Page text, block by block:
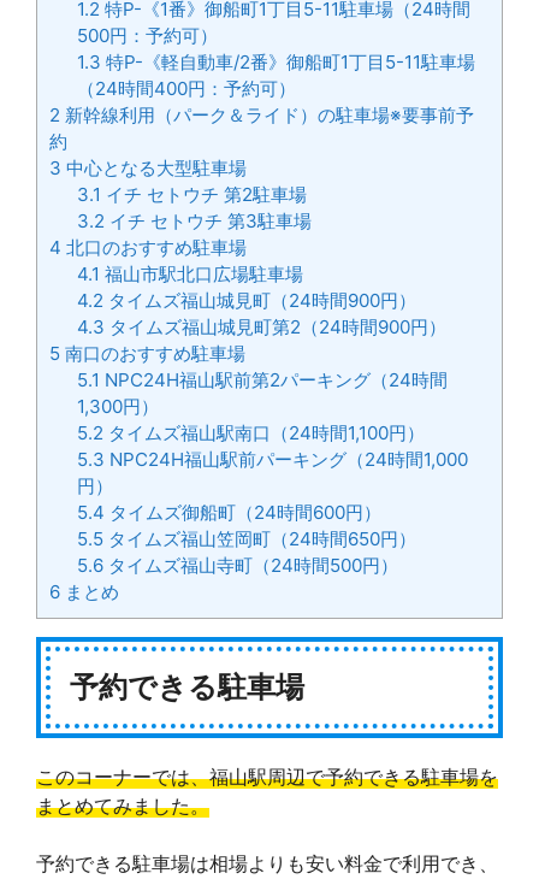
1.2 特P-《1番》御船町1丁目5-11駐車場（24時間
500円：予約可）
1.3 特P-《軽自動車/2番》御船町1丁目5-11駐車場
（24時間400円：予約可）
2 新幹線利用（パーク＆ライド）の駐車場※要事前予
約
3 中心となる大型駐車場
3.1 イチ セトウチ 第2駐車場
3.2 イチ セトウチ 第3駐車場
4 北口のおすすめ駐車場
4.1 福山市駅北口広場駐車場
4.2 タイムズ福山城見町（24時間900円）
4.3 タイムズ福山城見町第2（24時間900円）
5 南口のおすすめ駐車場
5.1 NPC24H福山駅前第2パーキング（24時間
1,300円）
5.2 タイムズ福山駅南口（24時間1,100円）
5.3 NPC24H福山駅前パーキング（24時間1,000
円）
5.4 タイムズ御船町（24時間600円）
5.5タイムズ福山笠岡町（24時間650円）
5.6タイムズ福山寺町（24時間500円）
6 まとめ
予約できる駐車場
このコーナーでは、福山駅周辺で予約できる駐車場を
まとめてみました。
予約できる駐車場は相場よりも安い料金で利用でき、